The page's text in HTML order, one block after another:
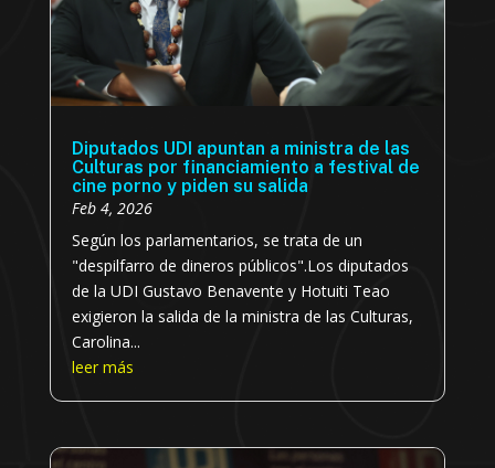
Diputados UDI apuntan a ministra de las
Culturas por financiamiento a festival de
cine porno y piden su salida
Feb 4, 2026
Según los parlamentarios, se trata de un
"despilfarro de dineros públicos".Los diputados
de la UDI Gustavo Benavente y Hotuiti Teao
exigieron la salida de la ministra de las Culturas,
Carolina...
leer más